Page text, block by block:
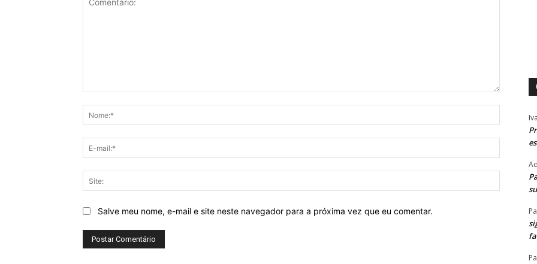
mail:*
Salve meu nome, e-mail e site neste navegador para a próxima vez que eu comentar.